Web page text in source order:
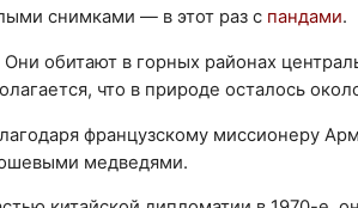
снимками — в этот раз с пандами.
Они обитают в горных районах
что в природе осталось
французскому миссионеру
медведями.